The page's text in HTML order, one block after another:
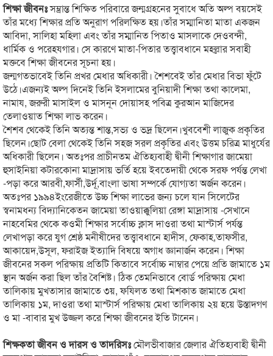
শিক্ষা জীবনঃসম্ভ্রান্ত শিক্ষিত পরিবারে জন্মগ্রহনের সুবাধে অতি অল্প বয়সেই
তাঁর মধ্যে শিক্ষার প্রতি অনুরাগ পরিলক্ষিত হয়।তাঁর সম্মানিতা মাতা একজন
আবিদা, সালিহা মহিলা এবং তাঁর সম্মানিত পিতাও মাসলাকে দেওবন্দী,
ধার্মিক ও পরেহযগার। সে কারণে মাতা-পিতার তত্ত্বাবধানে মহল্লার সবাহী
মক্তবে শিক্ষা জীবনের সূচনা হয়।
জন্মগতভাবেই তিনি প্রখর মেধার অধিকারী। শৈশবেই তাঁর মেধার বিভা ফুঁটে
উঠে।এজন্যই অল্প দিনেই তিনি ইসলামের বুনিয়াদী শিক্ষা তথা কালেমা,
নামায, জরুরী মাসাইল ও মাসনূন দোয়াসহ পবিত্র কুরআন মাজিদের
তেলাওয়াত শিক্ষা লাভ করেন।
শৈশব থেকেই তিনি অত্যন্ত শান্ত,সভ্য ও ভদ্র ছিলেন।খুববেশী লাজুক প্রকৃতির
ছিলেন।ছোট বেলা থেকেই তিনি সহজ সরল প্রকৃতির এবং উত্তম চরিত্র মাধুর্যের
অধিকারী ছিলেন। অতঃপর প্রাচীনতম ঐতিহ্যবাহী দ্বীনী শিক্ষাগার জামেয়া
হুসাইনিয়া কটারকোনা মাদ্রাসায় ভর্তি হয়ে ইবতেদায়ী থেকে সরফ পর্যন্ত লেখা
-পড়া করে আরবী,ফার্সী,উর্দূ,বাংলা ভাষা সম্পর্কে যোগ্যতা অর্জন করেন।
অতঃপর ১৯৯৪ইংরেজীতে উচ্চ শিক্ষা লাভের জন্য চলে যান সিলেটের
স্বনামধন্য বিদ্যানিকেতন জামেয়া তাওয়াক্কুলিয়া রেঙ্গা মাদ্রাসায় -সেখানে
নাহবেমির থেকে কওমী শিক্ষার সর্বোচ্চ ক্লাস দাওরা তথা মাস্টার্স পর্যন্ত
লেখাপড়া করে যুগ শ্রেষ্ঠ মনীষীদের তত্ত্বাবধানে হাদীস, ফেকাহ,তাফসীর,
আকায়েদ,উসূল, ফরাইজ ইত্যাদি বিষয়ে অগাধ জ্ঞানার্জন করেন। শিক্ষা
জীবনের সকল পরিক্ষায় প্রতিটি কিতাবে সর্বোচ্চ নাম্বার পেয়ে প্রতি জামাতে ১ম
স্থান অর্জন করা ছিল তাঁর বৈশিষ্ট। ঠিক তেমনিভাবে বোর্ড পরিক্ষায় মেধা
তালিকায় মুখতাসার জামাতে ৩য়, ফযিলত তথা মিশকাত জামাতে মেধা
তালিকায় ১ম, দাওরা তথা মাস্টার্স পরিক্ষায় মেধা তালিকায় ২য় হয়ে উস্তাদগণ
ও মা -বাবার মুখ উজ্জল করে শিক্ষা জীবনের ইতি টানেন।
শিক্ষকতা জীবন ও দারস ও তাদরিসঃমৌলভীবাজার জেলার ঐতিহ্যবাহী দ্বীনী